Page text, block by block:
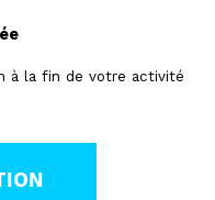
à la fin de votre activité